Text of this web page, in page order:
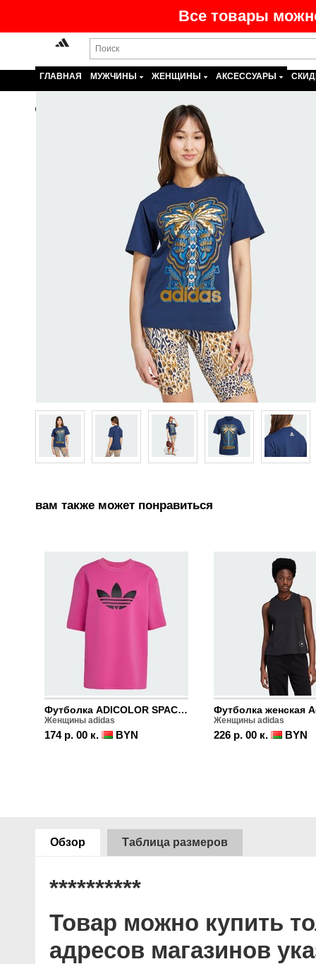
Все товары
ГЛАВНАЯ МУЖЧИНЫ ЖЕНЩИНЫ АКСЕССУАРЫ
Каталог > Женщины
вам также может понравиться
Футболка ADICOLOR SPACER OVERSIZED TREFOIL
Женщины adidas
174 р. 00 к. BYN
Женщины adidas
226 р. 00 к. BYN
Обзор Таблица размеров
**********
Товар можно купить
адресов магазинов